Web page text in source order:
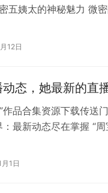
五姨太的神秘魅力 微
容的平台中，五姨太的
的思考，吸引了大批粉
12日
态，她最新的直
作品合集资源下载传送
：最新动态尽在掌握 “
简单直播起步，到如今
和丰富的内容打动了无
1日